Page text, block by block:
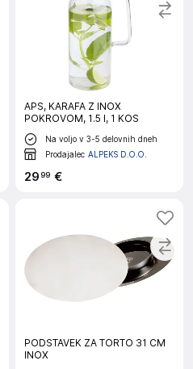
APS, KARAFA Z INOX
POKROVOM, 1.5 l, 1 KOS
Na voljo v 3-5 delovnih dneh
Prodajalec ALPEKS D.O.O.
2999 €
PODSTAVEK ZA TORTO 31 CM
INOX